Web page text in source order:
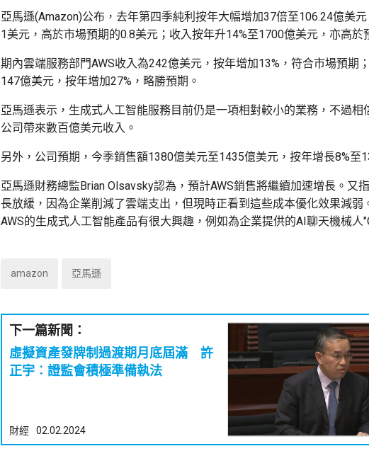
亞馬遜(Amazon)公布，去年第四季純利按年大幅增加37倍至106.24億美元
1美元，高於市場預期的0.8美元；收入按年升14%至1700億美元，亦高於
期內雲端服務部門AWS收入為242億美元，按年增加13%，符合市場預期
147億美元，按年增加27%，略勝預期。
亞馬遜表示，生成式人工智能服務目前仍是一項相對較小的業務，不過相
公司帶來數百億美元收入。
另外，公司預期，今季銷售額1380億美元至1435億美元，按年增長8%至
亞馬遜財務總監Brian Olsavsky認為，預計AWS銷售將繼續加速增長。又
長放緩，因為企業削減了雲端支出，但現時正看到這些成本優化效果減弱
AWS的生成式人工智能產品有很大興趣，例如為企業提供的AI聊天機械人
amazon 亞馬遜
下一篇新聞：
虛擬資產發牌制過渡期月底屆滿 許
正宇︰證監會積極準備執法
財經 02.02.2024